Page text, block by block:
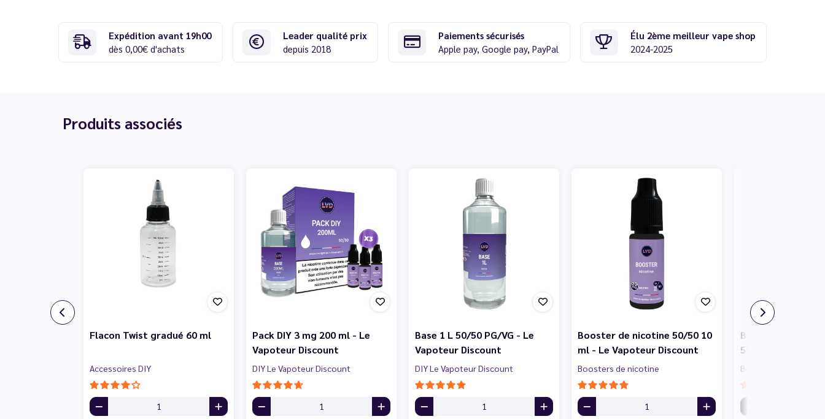
Expédition avant 19h00
dès 0,00€ d'achats
Leader qualité prix
depuis 2018
Paiements sécurisés
Apple pay, Google pay, PayPal
Élu 2ème meilleur vape shop
2024-2025
Produits associés
Flacon Twist gradué 60 ml
Accessoires DIY
Pack DIY 3 mg 200 ml - Le
Vapoteur Discount
DIY Le Vapoteur Discount
Base 1 L 50/50 PG/VG - Le
Vapoteur Discount
DIY Le Vapoteur Discount
Booster de nicotine 50/50 10
ml - Le Vapoteur Discount
Boosters de nicotine
Booster de
50/50 10 ml - Le
Boosters de nicotine